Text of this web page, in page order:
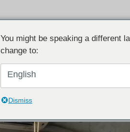
공지사항】감염병
You might be speaking a different
change to:
English
Dismiss